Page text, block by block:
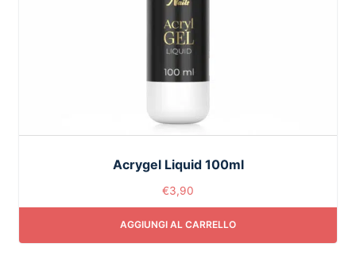
Acrygel Liquid 100ml
€3,90
AGGIUNGI AL CARRELLO